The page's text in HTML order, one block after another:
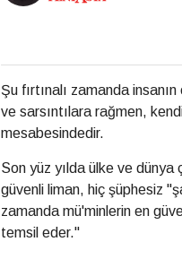
Şu fırtınalı zamanda
ve sarsıntılara rağmen,
mesabesindedir.
Son yüz yılda ülke ve dünya
güvenli liman, hiç şüphesiz
zamanda mü'minlerin en
temsil eder."